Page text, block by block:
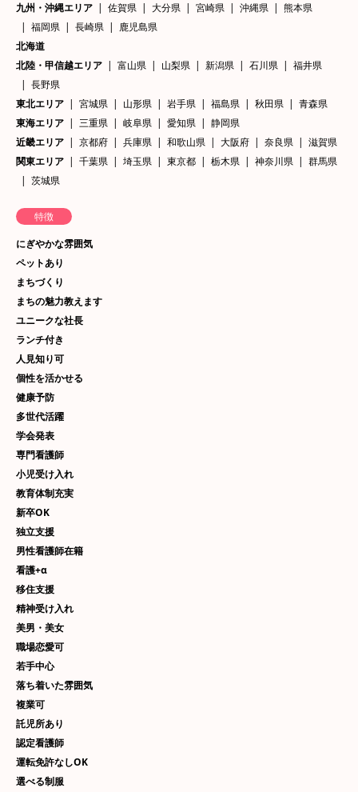
九州・沖縄エリア
佐賀県 大分県 宮崎県 沖縄県
熊本県
福岡県
長崎県
鹿児島県
北海道
北陸・甲信越エリア
富山県 山梨県 新潟県 石川県
福井県
長野県
東北エリア
宮城県 山形県 岩手県 福島県 秋田県
青森県
東海エリア
三重県 岐阜県 愛知県
静岡県
近畿エリア
京都府 兵庫県 和歌山県 大阪府 奈良県
滋賀県
関東エリア
千葉県 埼玉県 東京都 栃木県 神奈川県
群馬県
茨城県
特徴
にぎやかな雰囲気
ペットあり
まちづくり
まちの魅力教えます
ユニークな社長
ランチ付き
人見知り可
個性を活かせる
健康予防
多世代活躍
学会発表
専門看護師
小児受け入れ
教育体制充実
新卒OK
独立支援
男性看護師在籍
看護+α
移住支援
精神受け入れ
美男・美女
職場恋愛可
若手中心
落ち着いた雰囲気
複業可
託児所あり
認定看護師
運転免許なしOK
選べる制服